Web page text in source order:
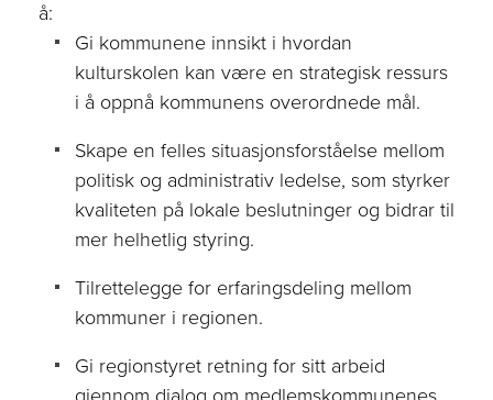
å:
Gi kommunene innsikt i hvordan
kulturskolen kan være en strategisk ressurs
i å oppnå kommunens overordnede mål.
Skape en felles situasjonsforståelse mellom
politisk og administrativ ledelse, som styrker
kvaliteten på lokale beslutninger og bidrar til
mer helhetlig styring.
Tilrettelegge for erfaringsdeling mellom
kommuner i regionen.
Gi regionstyret retning for sitt arbeid